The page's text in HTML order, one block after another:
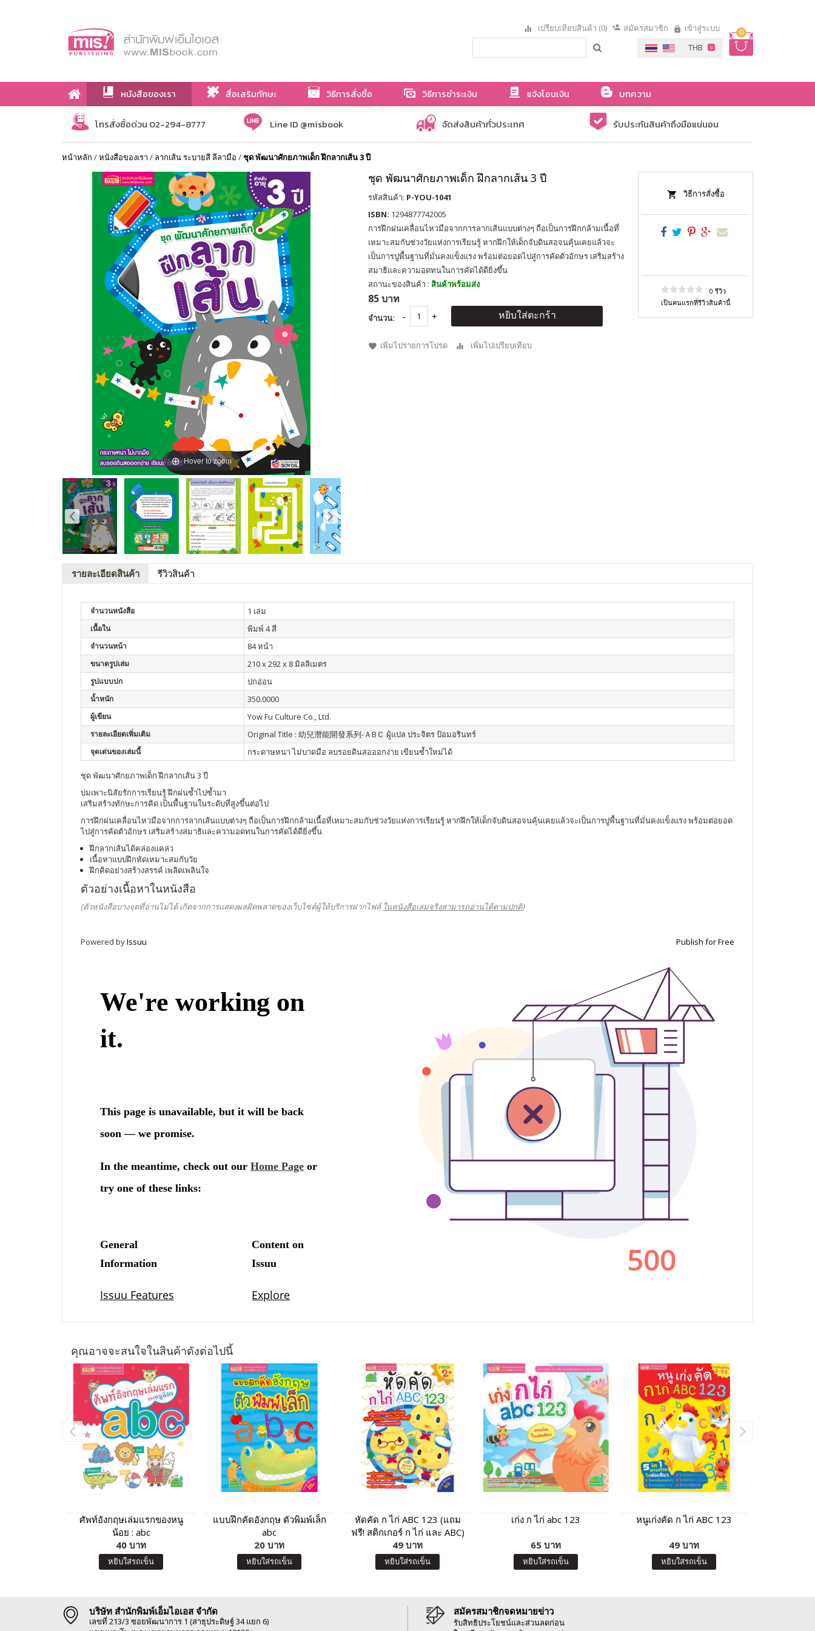
0
เปรียบเทียบสินค้า (0) สมัครสมาชิก เข้าสู่ระบบ
หนังสือของเรา สื่อเสริมทักษะ วิธีการสั่งซื้อ วิธีการชำระเงิน แจ้งโอนเงิน
บทความ
เกี่ยวกับเรา
โทรสั่งซื้อด่วน 02-294-8777 Line ID @misbook จัดส่งสินค้าทั่วประเทศ รับประกันสินค้าถึงมือแน่นอน
หน้าหลัก /หนังสือของเรา / ลากเส้น ระบายสี ลีลามือ / ชุด พัฒนาศักยภาพเด็ก ฝึกลากเส้น 3 ปี
Hover to zoom
ชุด พัฒนาศักยภาพเด็ก ฝึกลากเส้น 3 ปี
รหัสสินค้า: P-YOU-1041
ISBN: 1294877742005
การฝึกฝนเคลื่อนไหวมือจากการลากเส้นแบบต่างๆ ถือเป็นการฝึกกล้ามเนื้อที่
เหมาะสมกับช่วงวัยแห่งการเรียนรู้ หากฝึกให้เด็กจับดินสอจนคุ้นเคยแล้วจะ
เป็นการปูพื้นฐานที่มั่นคงแข็งแรง พร้อมต่อยอดไปสู่การคัดตัวอักษร เสริมสร้าง
สมาธิและความอดทนในการคัดได้ดียิ่งขึ้น
สถานะของสินค้า : สินค้าพร้อมส่ง
85 บาท
จำนวน: หยิบใส่ตะกร้า
เพิ่มไปรายการโปรด เพิ่มไปเปรียบเทียบ
วิธีการสั่งซื้อ
0 รีวิว
เป็นคนแรกที่รีวิวสินค้านี้
รายละเอียดสินค้า รีวิวสินค้า
จำนวนหนังสือ 1 เล่ม
เนื้อใน พิมพ์ 4 สี
จำนวนหน้า 84 หน้า
ขนาดรูปเล่ม 210 x 292 x 8 มิลลิเมตร
รูปแบบปก ปกอ่อน
น้ำหนัก 350.0000
ผู้เขียน Yow Fu Culture Co., Ltd.
รายละเอียดเพิ่มเติม Original Title : 幼兒潛能開發系列-ＡBＣ ผู้แปล ประจิตร ป้อมอรินทร์
จุดเด่นของเล่มนี้ กระดาษหนา ไม่บาดมือ ลบรอยดินสอออกง่าย เขียนซ้ำใหม่ได้
ชุด พัฒนาศักยภาพเด็ก ฝึกลากเส้น 3 ปี
บ่มเพาะนิสัยรักการเรียนรู้ ฝึกฝนซ้ำไปซ้ำมา
เสริมสร้างทักษะการคิด เป็นพื้นฐานในระดับที่สูงขึ้นต่อไป
การฝึกฝนเคลื่อนไหวมือจากการลากเส้นแบบต่างๆ ถือเป็นการฝึกกล้ามเนื้อที่เหมาะสมกับช่วงวัยแห่งการเรียนรู้ หากฝึกให้เด็กจับดินสอจนคุ้นเคยแล้วจะเป็นการปูพื้นฐานที่มั่นคงแข็งแรง พร้อมต่อยอด
ไปสู่การคัดตัวอักษร เสริมสร้างสมาธิและความอดทนในการคัดได้ดียิ่งขึ้น
ฝึกลากเส้นได้คล่องแคล่ว
เนื้อหาแบบฝึกหัดเหมาะสมกับวัย
ฝึกคิดอย่างสร้างสรรค์ เพลิดเพลินใจ
ตัวอย่างเนื้อหาในหนังสือ
(ตัวหนังสือบางจุดที่อ่านไม่ได้ เกิดจากการแสดงผลผิดพลาดของเว็บไซต์ผู้ให้บริการฝากไฟล์ ในหนังสือเล่มจริงสามารถอ่านได้ตามปกติ)
Powered byIssuu Publish for Free
คุณอาจจะสนใจในสินค้าดังต่อไปนี้
ศัพท์อังกฤษเล่มแรกของหนู
น้อย : abc
40 บาท
หยิบใส่รถเข็น
แบบฝึกคัดอังกฤษ ตัวพิมพ์เล็ก
abc
20 บาท
หยิบใส่รถเข็น
หัดคัด ก ไก่ ABC 123 (แถม
ฟรี! สติกเกอร์ ก ไก่ และ ABC)
49 บาท
หยิบใส่รถเข็น
เก่ง ก ไก่ abc 123
65 บาท
หยิบใส่รถเข็น
หนูเก่งคัด ก ไก่ ABC 123
49 บาท
หยิบใส่รถเข็น
บริษัท สำนักพิมพ์เอ็มไอเอส จำกัด
เลขที่ 213/3 ซอยพัฒนาการ 1 (สาธุประดิษฐ์ 34 แยก 6)
สมัครสมาชิกจดหมายข่าว
รับสิทธิประโยชน์และส่วนลดก่อน